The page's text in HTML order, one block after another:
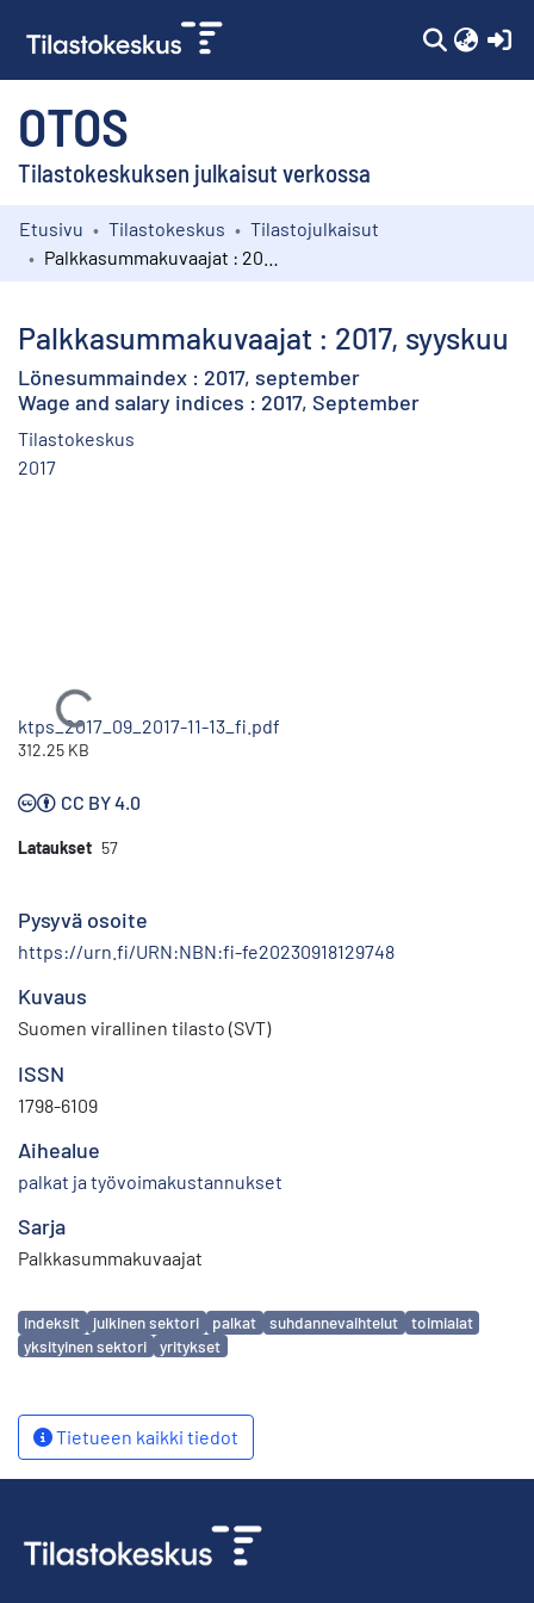
OTOS
Tilastokeskuksen julkaisut verkossa
Kokoelmat
Etusivu Tilastokeskus
Tilastojulkaisut
Palkkasummakuvaajat : 2017, syyskuu
Lönesummaindex : 2017, september
Wage and salary indices : 2017, September
Tilastokeskus
2017
Ladataan...
ktps_2017_09_2017-11-13_fi.pdf
312.25 KB
CC BY 4.0
Lataukset 57
Pysyvä osoite
https://urn.fi/URN:NBN:fi-fe20230918129748
Kuvaus
Suomen virallinen tilasto (SVT)
ISSN
1798-6109
Aihealue
palkat ja työvoimakustannukset
Sarja
Palkkasummakuvaajat
Avainsanat
indeksit julkinen sektori palkat suhdannevaihtelut
toimialat
yksityinen sektori
yritykset
Tietueen kaikki tiedot